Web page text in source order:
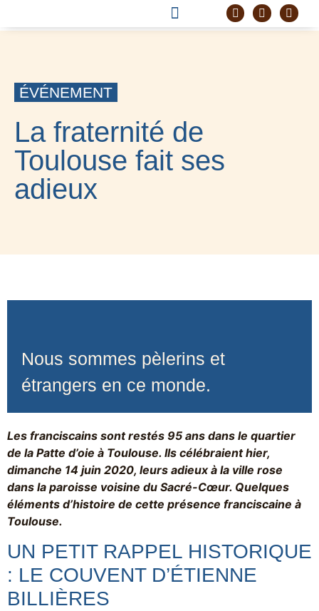
ÉVÉNEMENT
La fraternité de
Toulouse fait ses
adieux
Nous sommes pèlerins et
étrangers en ce monde.
Les franciscains sont restés 95 ans dans le quartier
de la Patte d’oie à Toulouse. Ils célébraient hier,
dimanche 14 juin 2020, leurs adieux à la ville rose
dans la paroisse voisine du Sacré-Cœur. Quelques
éléments d’histoire de cette présence franciscaine à
Toulouse.
UN PETIT RAPPEL HISTORIQUE
: LE COUVENT D’ÉTIENNE
BILLIÈRES